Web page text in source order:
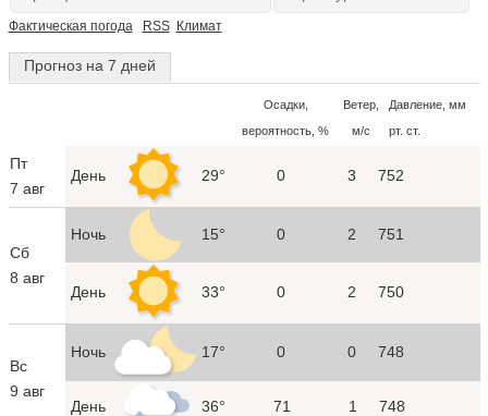
Фактическая погода RSS Климат
Прогноз на 7 дней
Осадки,
вероятность, %
Ветер,
м/с
Давление, мм
рт. ст.
Пт
7 авг
День 29° 0 3 752
Сб
8 авг
Ночь 15° 0 2 751
День 33° 0 2 750
Вс
9 авг
Ночь 17° 0 0 748
День 36° 71 1 748